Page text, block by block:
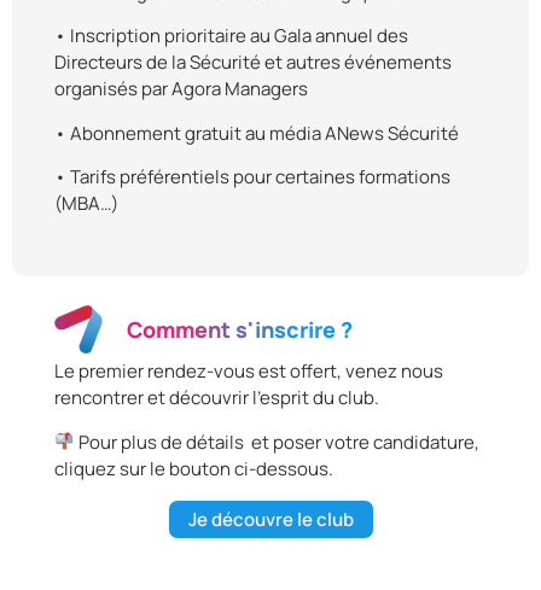
• Inscription prioritaire au Gala annuel des
Directeurs de la Sécurité et autres événements
organisés par Agora Managers
• Abonnement gratuit au média ANews Sécurité
• Tarifs préférentiels pour certaines formations
(MBA…)
Comment s'inscrire ?
Le premier rendez-vous est offert, venez nous
rencontrer et découvrir l’esprit du club.
Pour plus de détails et poser votre candidature,
cliquez sur le bouton ci-dessous.
Je découvre le club